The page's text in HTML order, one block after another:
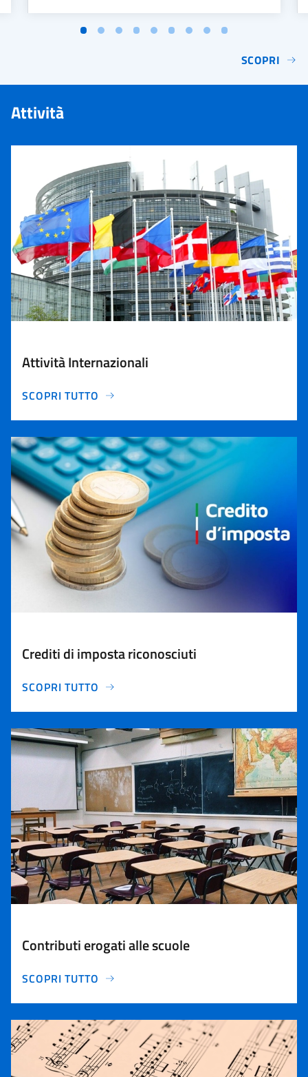
SCOPRI
Attività
Attività Internazionali
SCOPRI TUTTO
Crediti di imposta riconosciuti
SCOPRI TUTTO
Contributi erogati alle scuole
SCOPRI TUTTO